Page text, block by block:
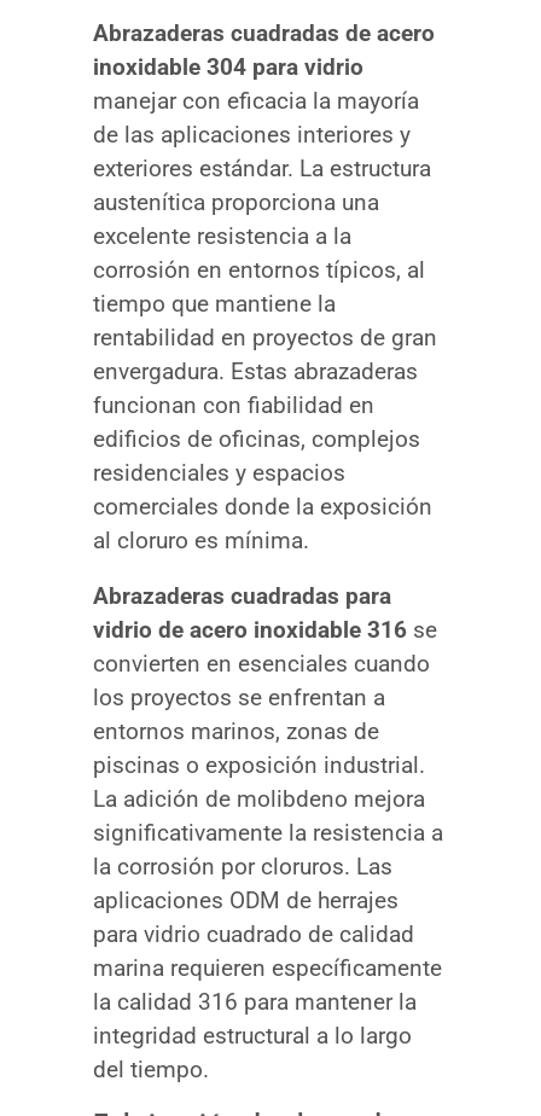
Abrazaderas cuadradas de acero
inoxidable 304 para vidrio
manejar con eficacia la mayoría
de las aplicaciones interiores y
exteriores estándar. La estructura
austenítica proporciona una
excelente resistencia a la
corrosión en entornos típicos, al
tiempo que mantiene la
rentabilidad en proyectos de gran
envergadura. Estas abrazaderas
funcionan con fiabilidad en
edificios de oficinas, complejos
residenciales y espacios
comerciales donde la exposición
al cloruro es mínima.
Abrazaderas cuadradas para
vidrio de acero inoxidable 316se
convierten en esenciales cuando
los proyectos se enfrentan a
entornos marinos, zonas de
piscinas o exposición industrial.
La adición de molibdeno mejora
significativamente la resistencia a
la corrosión por cloruros. Las
aplicaciones ODM de herrajes
para vidrio cuadrado de calidad
marina requieren específicamente
la calidad 316 para mantener la
integridad estructural a lo largo
del tiempo.